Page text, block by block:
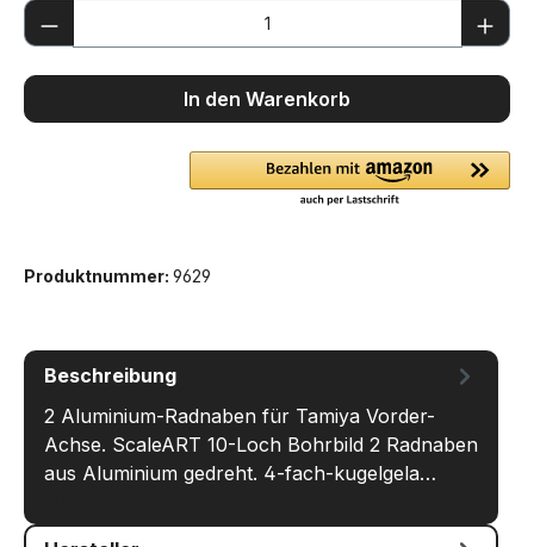
Produkt Anzahl: Gib den gewünschten
In den Warenkorb
Produktnummer: 9629
Beschreibung
2 Aluminium-Radnaben für Tamiya Vorder-
Achse. ScaleART 10-Loch Bohrbild 2 Radnaben
aus Aluminium gedreht. 4-fach-kugelgela…